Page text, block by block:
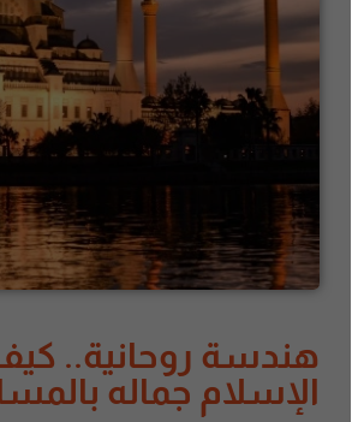
هندسة روحانية..
الإسلام جماله